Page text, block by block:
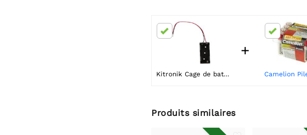
Kitronik Cage de batterie 2xAAA avec connecteur JST
+
Produits similaires